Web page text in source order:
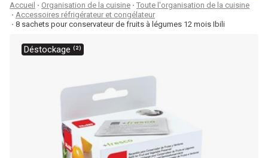
Accueil Organisation de la cuisine
Toute l'organisation de la cuisine
Accessoires réfrigérateur et congélateur
8 sachets pour conservateur de fruits à légumes 12 mois Ibili
Déstockage ⁽²⁾